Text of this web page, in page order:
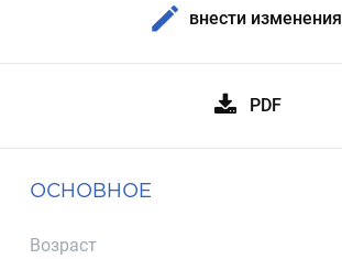
внести изменения
PDF
ОСНОВНОЕ
Возраст